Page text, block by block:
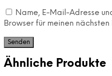
Name, E-Mail-Adresse
Browser für meinen
Ähnliche Produkte